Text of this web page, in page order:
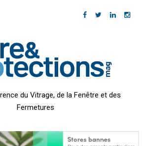
du Vitrage, de la Fenêtre et des
Fermetures